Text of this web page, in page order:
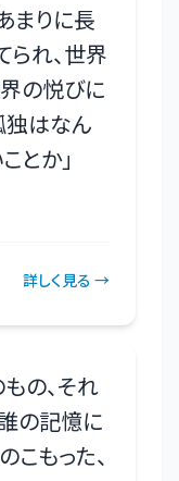
まりに長
れ、世界
の悦びに
独はなん
とか」
詳しく見る →
の、それ
の記憶に
こもった、